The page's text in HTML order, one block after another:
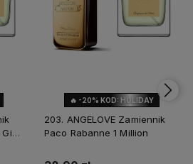
🔥 -20% KOD: HOLIDAY
203. ANGELOVE Zamiennik
Paco Rabanne 1 Million